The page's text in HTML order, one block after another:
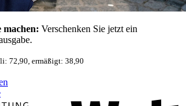
machen: Verschenken Sie jetzt ein
72,90, ermäßigt: 38,90